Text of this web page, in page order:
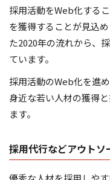
採用活動をWeb化する
を獲得することが見込
た2020年の流れから、
ています。
採用活動のWeb化を進
身近な若い人材の獲得
ます。
採用代行などアウトソ